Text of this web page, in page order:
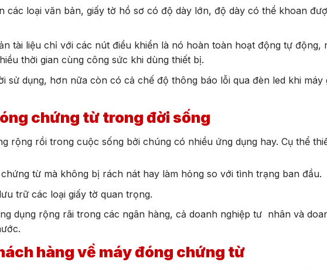
các loại văn bản, giấy tờ hồ sơ có độ dày lớn, độ dày có thể khoan
tài liệu chỉ với các nút điều khiển là nó hoàn toàn hoạt động tự động,
thời gian cùng công sức khi dùng thiết bị.
sử dụng, hơn nữa còn có cả chế độ thông báo lỗi qua đèn led khi máy
chứng từ trong đời sống
rộng rồi trong cuộc sống bởi chúng có nhiều ứng dụng hay. Cụ thể
từ mà không bị rách nát hay làm hỏng so với tình trạng ban đầu.
trữ các loại giấy tờ quan trọng.
dụng rộng rãi trong các ngân hàng, cả doanh nghiệp tư nhân và
hàng về máy đóng chứng từ